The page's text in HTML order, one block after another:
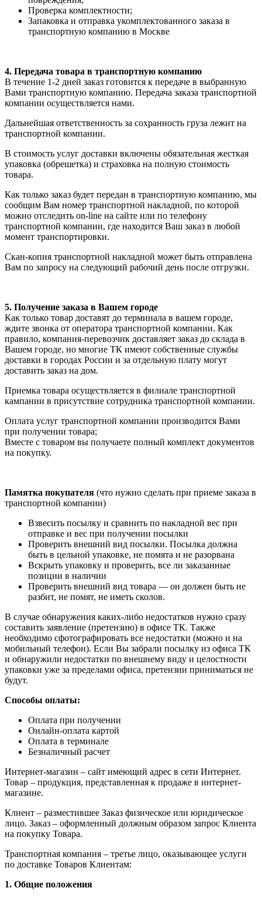
Проверка комплектности;
Запаковка и отправка укомплектованного заказа в
транспортную компанию в Москве
4. Передача товара в транспортную компанию
В течение 1-2 дней заказ готовится к передаче в выбранную
Вами транспортную компанию. Передача заказа транспортной
компании осуществляется нами.
Дальнейшая ответственность за сохранность груза лежит на
транспортной компании.
В стоимость услуг доставки включены обязательная жесткая
упаковка (обрешетка) и страховка на полную стоимость
товара.
Как только заказ будет передан в транспортную компанию, мы
сообщим Вам номер транспортной накладной, по которой
можно отследить on-line на сайте или по телефону
транспортной компании, где находится Ваш заказ в любой
момент транспортировки.
Скан-копия транспортной накладной может быть отправлена
Вам по запросу на следующий рабочий день после отгрузки.
5. Получение заказа в Вашем городе
Как только товар доставят до терминала в вашем городе,
ждите звонка от оператора транспортной компании. Как
правило, компания-перевозчик доставляет заказ до склада в
Вашем городе, но многие ТК имеют собственные службы
доставки в городах России и за отдельную плату могут
доставить заказ на дом.
Приемка товара осуществляется в филиале транспортной
кампании в присутствие сотрудника транспортной компании.
Оплата услуг транспортной компании производится Вами
при получении товара;
Вместе с товаром вы получаете полный комплект документов
на покупку.
Памятка покупателя (что нужно сделать при приеме заказа в
транспортной компании)
Взвесить посылку и сравнить по накладной вес при
отправке и вес при получении посылки
Проверить внешний вид посылки. Посылка должна
быть в цельной упаковке, не помята и не разорвана
Вскрыть упаковку и проверить, все ли заказанные
позиции в наличии
Проверить внешний вид товара — он должен быть не
разбит, не помят, не иметь сколов.
В случае обнаружения каких-либо недостатков нужно сразу
составить заявление (претензию) в офисе ТК. Также
необходимо сфотографировать все недостатки (можно и на
мобильный телефон). Если Вы забрали посылку из офиса ТК
и обнаружили недостатки по внешнему виду и целостности
упаковки уже за пределами офиса, претензии приниматься не
будут.
Способы оплаты:
Оплата при получении
Онлайн-оплата картой
Оплата в терминале
Безналичный расчет
Интернет-магазин – сайт имеющий адрес в сети Интернет.
Товар – продукция, представленная к продаже в интернет-
магазине.
Клиент – разместившее Заказ физическое или юридическое
лицо. Заказ – оформленный должным образом запрос Клиента
на покупку Товара.
Транспортная компания – третье лицо, оказывающее услуги
по доставке Товаров Клиентам:
1. Общие положения